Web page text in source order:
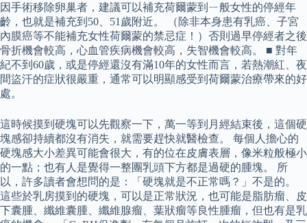
因手術移除卵巢者，建議可以補充荷爾蒙到ㄧ般女性的停經年
齡，也就是補充到50、51歲附近。 （除非本身患有乳癌、子宮
內膜癌等不能補充女性荷爾蒙的禁忌症！）否則過早停經者之後
骨折機會較高，心血管疾病機會較高，失智機會較高。 ■ 對年
紀不到60歲，或是停經還沒有滿10年的女性而言，若熱潮紅、夜
間盜汗的症狀很嚴重，通常可以明顯感受到荷爾蒙治療帶來的好
處。
這時候摸到硬塊可以先觀察一下，萬一等到月經結束後，這個硬
塊感卻持續都沒有消失，就需要趕快就醫檢查。 每個人擔心的
硬塊感大小差異可能會很大，有的位在皮膚表層，像米粒般極小
的一點；也有人是覺得一整團乳頭下方都是過硬的腫塊。 所
以，許多讀者會想問的是：「硬塊就是不正常嗎？」不是的。
這些於乳房摸到的硬塊，可以是正常狀況，也可能是脂肪瘤、皮
下囊腫、纖維囊腫、纖維腺瘤、葉狀瘤等良性腫瘤，但也有是乳